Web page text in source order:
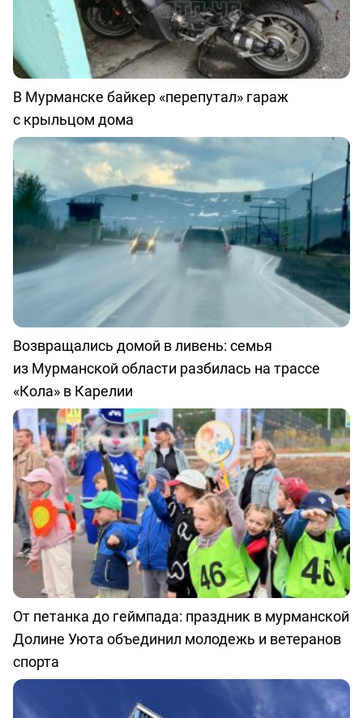
В Мурманске байкер «перепутал» гараж
с крыльцом дома
Возвращались домой в ливень: семья
из Мурманской области разбилась на трассе
«Кола» в Карелии
От петанка до геймпада: праздник в мурманской
Долине Уюта объединил молодежь и ветеранов
спорта